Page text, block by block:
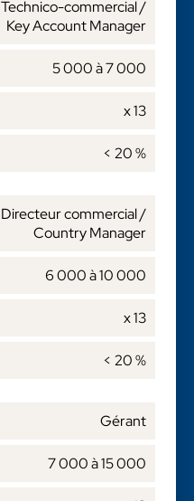
Technico-commercial /
Key Account Manager
5 000 à 7 000
x 13
< 20 %
Directeur commercial /
Country Manager
6 000 à 10 000
x 13
< 20 %
Gérant
7 000 à 15 000